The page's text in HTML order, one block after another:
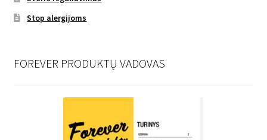
Stop alergijoms
FOREVER PRODUKTŲ VADOVAS